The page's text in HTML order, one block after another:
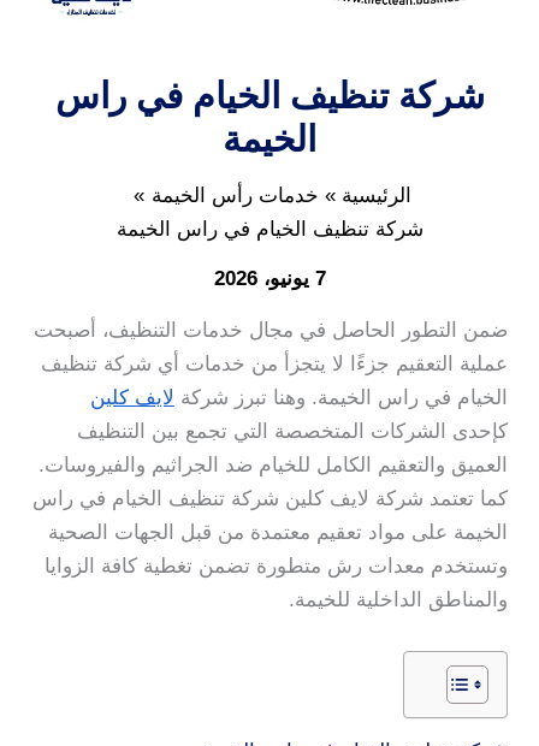
شركة تنظيف الخيام في راس
الخيمة
الرئيسية
خدمات رأس الخيمة
شركة تنظيف الخيام في راس الخيمة
7 يونيو، 2026
ضمن التطور الحاصل في مجال خدمات التنظيف، أصبحت
عملية التعقيم جزءًا لا يتجزأ من خدمات أي شركة تنظيف
الخيام في راس الخيمة. وهنا تبرز شركة لايف كلين
كإحدى الشركات المتخصصة التي تجمع بين التنظيف
العميق والتعقيم الكامل للخيام ضد الجراثيم والفيروسات.
كما تعتمد شركة لايف كلين شركة تنظيف الخيام في راس
الخيمة على مواد تعقيم معتمدة من قبل الجهات الصحية
وتستخدم معدات رش متطورة تضمن تغطية كافة الزوايا
والمناطق الداخلية للخيمة.